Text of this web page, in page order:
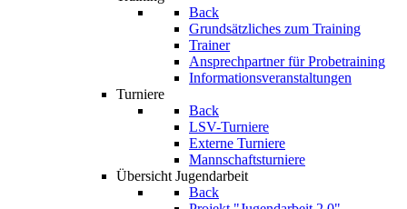
Back
Grundsätzliches zum Training
Trainer
Ansprechpartner für Probetraining
Informationsveranstaltungen
Turniere
Back
LSV-Turniere
Externe Turniere
Mannschaftsturniere
Übersicht Jugendarbeit
Back